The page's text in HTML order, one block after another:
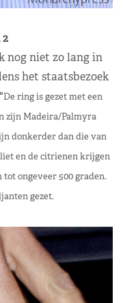
nog niet zo lang in
het staatsbezoek
De ring is gezet met een
zijn Madeira/Palmyra
donkerder dan die van
en de citrienen krijgen
ongeveer 500 graden.
gezet.